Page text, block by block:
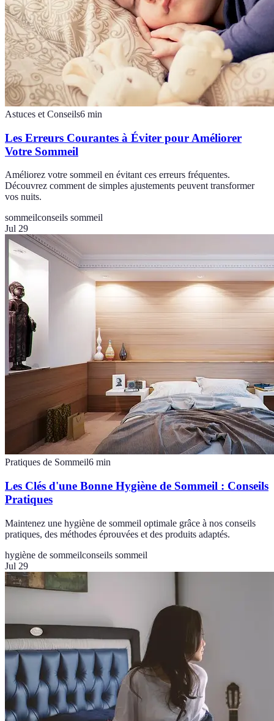
Astuces et Conseils6 min
Les Erreurs Courantes à Éviter pour Améliorer
Votre Sommeil
Améliorez votre sommeil en évitant ces erreurs fréquentes.
Découvrez comment de simples ajustements peuvent transformer
vos nuits.
sommeilconseils sommeil
Jul 29
Pratiques de Sommeil6 min
Les Clés d'une Bonne Hygiène de Sommeil : Conseils
Pratiques
Maintenez une hygiène de sommeil optimale grâce à nos conseils
pratiques, des méthodes éprouvées et des produits adaptés.
hygiène de sommeilconseils sommeil
Jul 29